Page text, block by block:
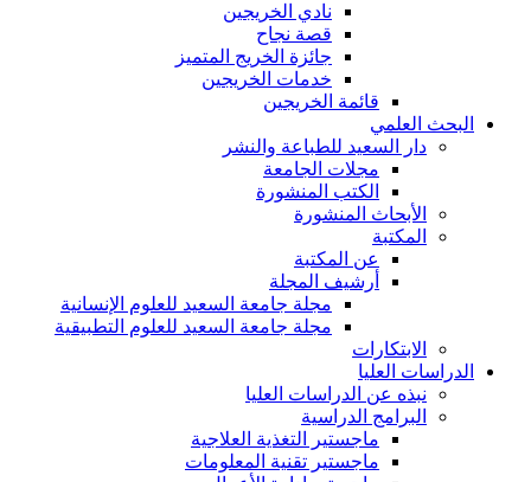
نادي الخريجين
قصة نجاح
جائزة الخريج المتميز
خدمات الخريجين
قائمة الخريجين
البحث العلمي
دار السعيد للطباعة والنشر
مجلات الجامعة
الكتب المنشورة
الأبحاث المنشورة
المكتبة
عن المكتبة
أرشيف المجلة
مجلة جامعة السعيد للعلوم الإنسانية
مجلة جامعة السعيد للعلوم التطبيقية
الابتكارات
الدراسات العليا
نبذه عن الدراسات العليا
البرامج الدراسية
ماجستير التغذية العلاجية
ماجستير تقنية المعلومات